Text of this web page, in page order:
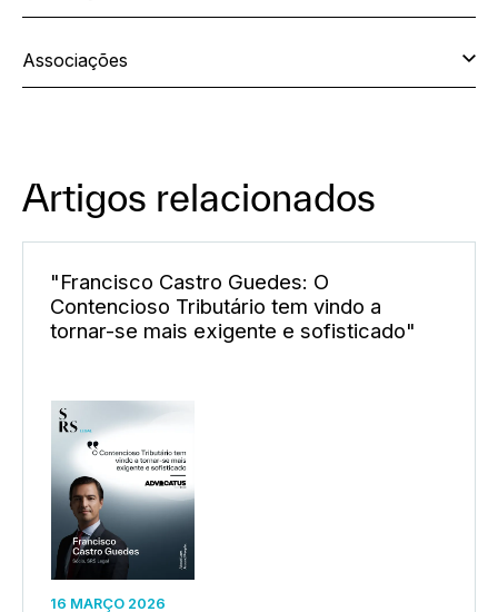
Associações
Artigos relacionados
"Francisco Castro Guedes: O
Contencioso Tributário tem vindo a
tornar-se mais exigente e sofisticado"
16 MARÇO 2026